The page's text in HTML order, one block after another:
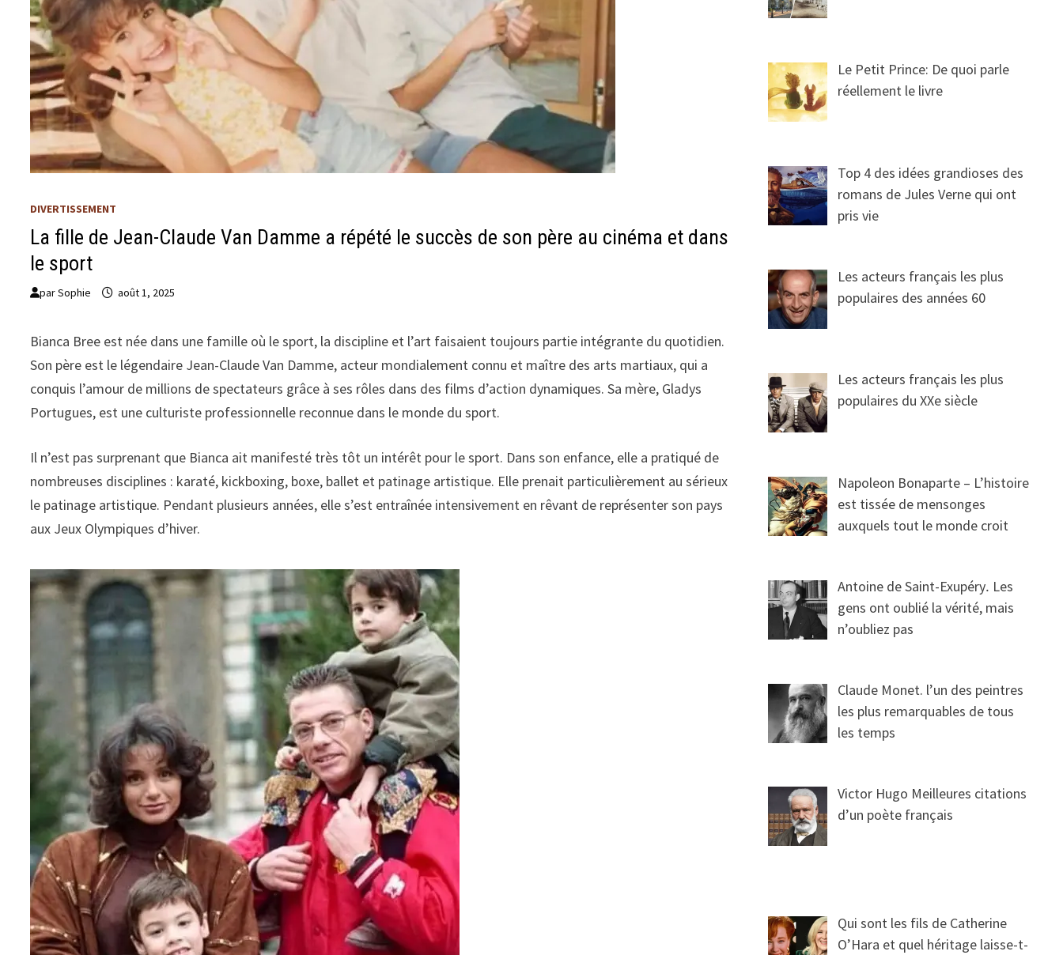
DIVERTISSEMENT
La fille de Jean-Claude Van Damme a répété le succès de son père au cinéma et dans
le sport
parSophie août 1, 2025
Bianca Bree est née dans une famille où le sport, la discipline et l’art faisaient toujours partie intégrante du quotidien.
Son père est le légendaire Jean-Claude Van Damme, acteur mondialement connu et maître des arts martiaux, qui a
conquis l’amour de millions de spectateurs grâce à ses rôles dans des films d’action dynamiques. Sa mère, Gladys
Portugues, est une culturiste professionnelle reconnue dans le monde du sport.
Il n’est pas surprenant que Bianca ait manifesté très tôt un intérêt pour le sport. Dans son enfance, elle a pratiqué de
nombreuses disciplines : karaté, kickboxing, boxe, ballet et patinage artistique. Elle prenait particulièrement au sérieux
le patinage artistique. Pendant plusieurs années, elle s’est entraînée intensivement en rêvant de représenter son pays
aux Jeux Olympiques d’hiver.
Le Petit Prince: De quoi parle
réellement le livre
Top 4 des idées grandioses des
romans de Jules Verne qui ont
pris vie
Les acteurs français les plus
populaires des années 60
Les acteurs français les plus
populaires du XXe siècle
Napoleon Bonaparte – L’histoire
est tissée de mensonges
auxquels tout le monde croit
Antoine de Saint-Exupéry․ Les
gens ont oublié la vérité, mais
n’oubliez pas
Claude Monet. l’un des peintres
les plus remarquables de tous
les temps
Victor Hugo Meilleures citations
d’un poète français
Qui sont les fils de Catherine
O’Hara et quel héritage laisse-t-